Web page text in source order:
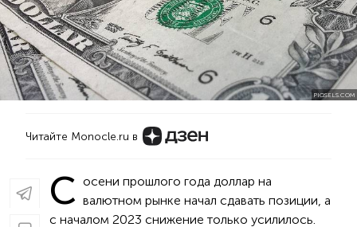
PIQSELS.COM
Читайте Monocle.ru в
С осени прошлого года доллар на
валютном рынке начал сдавать позиции, а
с началом 2023 снижение только усилилось.